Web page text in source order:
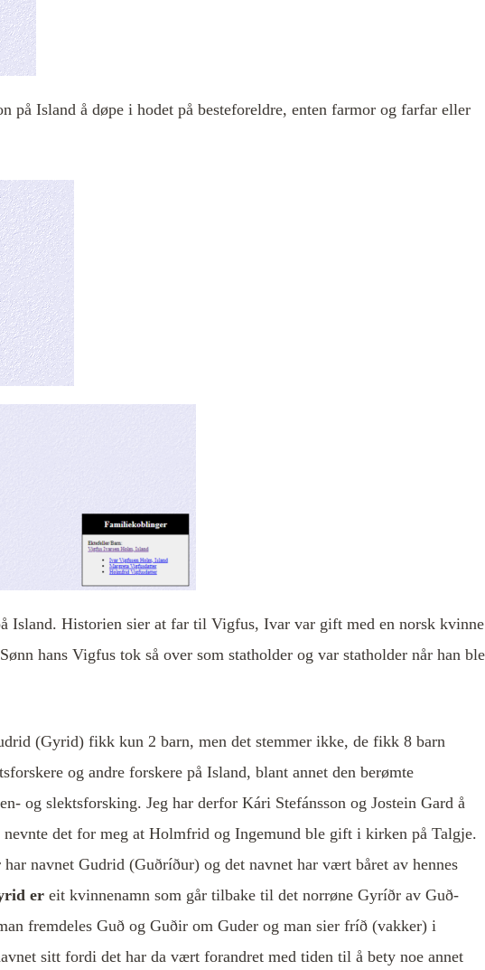
Island å døpe i hodet på besteforeldre, enten farmor og farfar eller
Historien sier at far til Vigfus, Ivar var gift med en norsk kvinne
hans Vigfus tok så over som statholder og var statholder når han ble
(Gyrid) fikk kun 2 barn, men det stemmer ikke, de fikk 8 barn
og andre forskere på Island, blant annet den berømte
og slektsforsking. Jeg har derfor Kári Stefánsson og Jostein Gard å
det for meg at Holmfrid og Ingemund ble gift i kirken på Talgje.
navnet Gudrid (Guðríður) og det navnet har vært båret av hennes
er eit kvinnenamn som går tilbake til det norrøne Gyríðr av Guð-
fremdeles Guð og Guðir om Guder og man sier fríð (vakker) i
sitt fordi det har da vært forandret med tiden til å bety noe annet